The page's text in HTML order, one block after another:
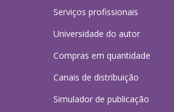
Serviços profissionais
Universidade do autor
Compras em quantidade
Canais de distribuição
Simulador de publicação